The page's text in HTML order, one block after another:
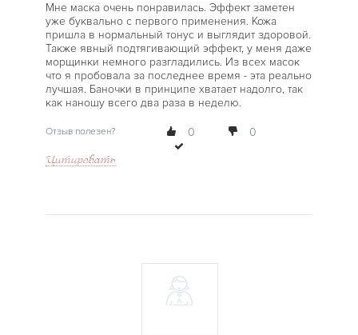
Мне маска очень понравилась. Эффект заметен
уже буквально с первого применения. Кожа
пришла в нормальный тонус и выглядит здоровой.
Также явный подтягивающий эффект, у меня даже
морщинки немного разгладились. Из всех масок
что я пробовала за последнее время - эта реально
лучшая. Баночки в принципе хватает надолго, так
как наношу всего два раза в неделю.
Отзыв полезен? 0 0
Цитировать